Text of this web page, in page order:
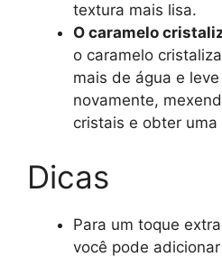
textura mais lisa.
O caramelo
o caramelo
mais de água e
novamente,
cristais e obter uma
Dicas
Para um toque
você pode